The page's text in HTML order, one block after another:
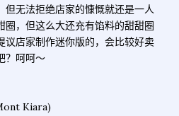
但无法拒绝店家的慷慨就还是一人
圈，但这么大还充有馅料的甜甜圈
议店家制作迷你版的，会比较好卖
？呵呵～
Kiara)